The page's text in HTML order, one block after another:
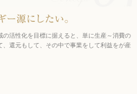
活性化を目標に据えると、単に生産～消費の
還元もして、その中で事業をして利益をが産